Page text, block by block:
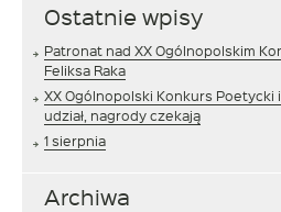
Ostatnie wpisy
Patronat nad XX Ogólnopolskim
Feliksa Raka
XX Ogólnopolski Konkurs Poetycki
udział, nagrody czekają
1 sierpnia
Archiwa